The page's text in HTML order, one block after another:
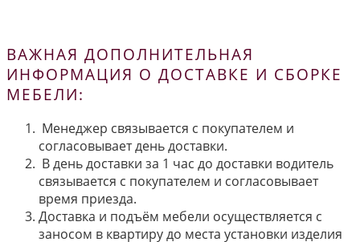
ВАЖНАЯ ДОПОЛНИТЕЛЬНАЯ
ИНФОРМАЦИЯ О ДОСТАВКЕ И СБОРКЕ
МЕБЕЛИ:
Менеджер связывается с покупателем и
согласовывает день доставки.
В день доставки за 1 час до доставки водитель
связывается с покупателем и согласовывает
время приезда.
Доставка и подъём мебели осуществляется с
заносом в квартиру до места установки изделия